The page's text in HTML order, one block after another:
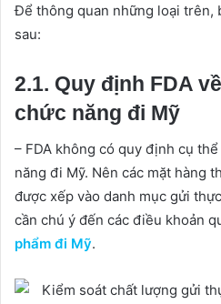
Để thông quan những loại trên,
sau:
2.1. Quy định FDA
chức năng đi Mỹ
– FDA không có quy định cụ
năng đi Mỹ. Nên các mặt hàng
được xếp vào danh mục gửi
cần chú ý đến các điều khoản
phẩm đi Mỹ.